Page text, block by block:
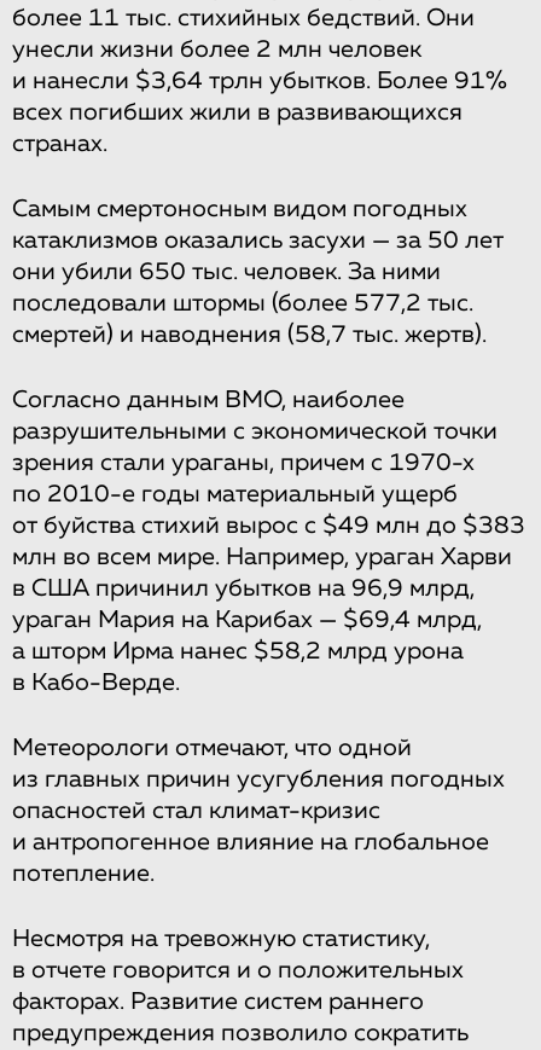
более 11 тыс. стихийных бедствий. Они
унесли жизни более 2 млн человек
и нанесли $3,64 трлн убытков. Более 91%
всех погибших жили в развивающихся
странах.
Самым смертоносным видом погодных
катаклизмов оказались засухи — за 50 лет
они убили 650 тыс. человек. За ними
последовали штормы (более 577,2 тыс.
смертей) и наводнения (58,7 тыс. жертв).
Согласно данным ВМО, наиболее
разрушительными с экономической точки
зрения стали ураганы, причем с 1970-х
по 2010-е годы материальный ущерб
от буйства стихий вырос с $49 млн до $383
млн во всем мире. Например, ураган Харви
в США причинил убытков на 96,9 млрд,
ураган Мария на Карибах — $69,4 млрд,
а шторм Ирма нанес $58,2 млрд урона
в Кабо-Верде.
Метеорологи отмечают, что одной
из главных причин усугубления погодных
опасностей стал климат-кризис
и антропогенное влияние на глобальное
потепление.
Несмотря на тревожную статистику,
в отчете говорится и о положительных
факторах. Развитие систем раннего
предупреждения позволило сократить